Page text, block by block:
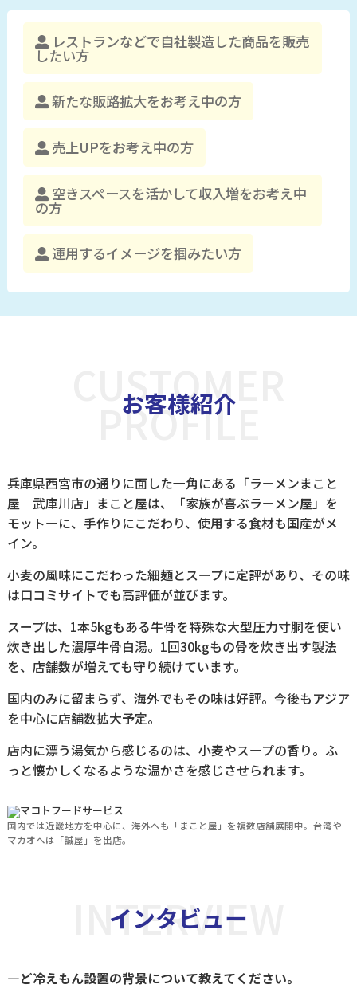
レストランなどで自社製造した商品を販売
したい方
新たな販路拡大をお考え中の方
売上UPをお考え中の方
空きスペースを活かして収入増をお考え中
の方
運用するイメージを掴みたい方
お客様紹介
CUSTOMER
PROFILE
国内では近畿地方を中心に、海外へも「まこと屋」を複数店舗展開中。台湾や
マカオへは「誠屋」を出店。
兵庫県西宮市の通りに面した一角にある「ラーメンまこと
屋 武庫川店」まこと屋は、「家族が喜ぶラーメン屋」を
モットーに、手作りにこだわり、使用する食材も国産がメ
イン。
小麦の風味にこだわった細麺とスープに定評があり、その味
は口コミサイトでも高評価が並びます。
スープは、1本5kgもある牛骨を特殊な大型圧力寸胴を使い
炊き出した濃厚牛骨白湯。1回30kgもの骨を炊き出す製法
を、店舗数が増えても守り続けています。
国内のみに留まらず、海外でもその味は好評。今後もアジア
を中心に店舗数拡大予定。
店内に漂う湯気から感じるのは、小麦やスープの香り。ふ
っと懐かしくなるような温かさを感じさせられます。
インタビュー
INTERVIEW
―ど冷えもん設置の背景について教えてください。